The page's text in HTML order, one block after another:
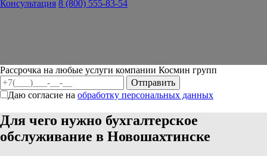
Консультация 8 (800) 555-83-54
Рассрочка на любые услуги компании Космин групп
Даю согласие на обработку персональных данных
Для чего нужно бухгалтерское
обслуживание в Новошахтинске